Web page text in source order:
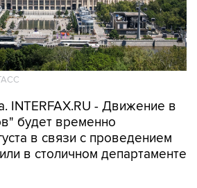
INTERFAX.RU - Движение в
в связи с проведением
в столичном департаменте
будет закрыто с 08:00